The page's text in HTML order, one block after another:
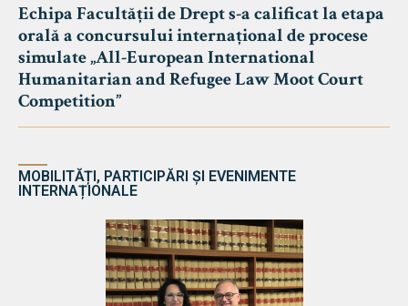
Echipa Facultății de Drept s-a calificat la etapa
orală a concursului internațional de procese
simulate „All-European International
Humanitarian and Refugee Law Moot Court
Competition”
MOBILITĂȚI, PARTICIPĂRI ȘI EVENIMENTE
INTERNAȚIONALE